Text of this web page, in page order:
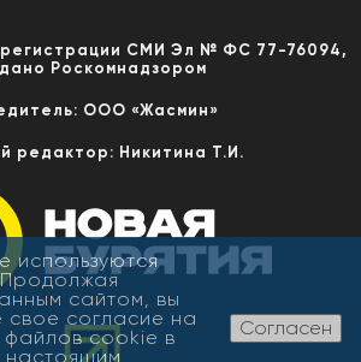
регистрации СМИ Эл № ФС 77-76094,
Роскомнадзором
ООО «Жасмин»
редактор: Никитина Т.И.
используются
сайтом, вы
свое согласие на
файлов cookie в
настоящим
Согласен